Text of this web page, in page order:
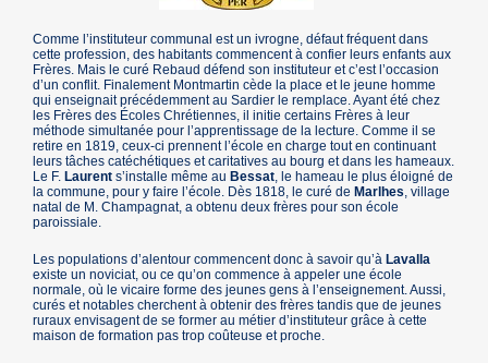
Comme l’instituteur communal est un ivrogne, défaut fréquent dans
cette profession, des habitants commencent à confier leurs enfants aux
Frères. Mais le curé Rebaud défend son instituteur et c’est l’occasion
d’un conflit. Finalement Montmartin cède la place et le jeune homme
qui enseignait précédemment au Sardier le remplace. Ayant été chez
les Frères des Écoles Chrétiennes, il initie certains Frères à leur
méthode simultanée pour l’apprentissage de la lecture. Comme il se
retire en 1819, ceux-ci prennent l’école en charge tout en continuant
leurs tâches catéchétiques et caritatives au bourg et dans les hameaux.
Le F.Laurents’installe même auBessat , le hameau le plus éloigné de
la commune, pour y faire l’école. Dès 1818, le curé deMarlhes , village
natal de M. Champagnat, a obtenu deux frères pour son école
paroissiale.
Les populations d’alentour commencent donc à savoir qu’àLavalla
existe un noviciat, ou ce qu’on commence à appeler une école
normale, où le vicaire forme des jeunes gens à l’enseignement. Aussi,
curés et notables cherchent à obtenir des frères tandis que de jeunes
ruraux envisagent de se former au métier d’instituteur grâce à cette
maison de formation pas trop coûteuse et proche.